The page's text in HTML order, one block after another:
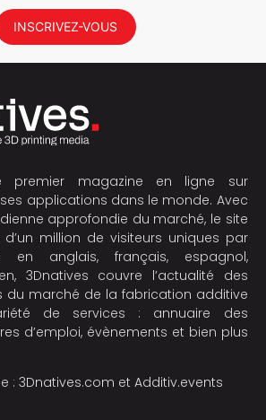
INSCRIVEZ-VOUS
premier magazine en ligne sur
ses applications dans le monde. Avec
approfondie du marché, le site
million de visiteurs uniques par
en anglais, français, espagnol,
3Dnatives couvre l’actualité des
du marché de la fabrication additive
de services : annuaire des
d’emploi, évènements et bien plus
: 3Dnatives.com et Additiv.events